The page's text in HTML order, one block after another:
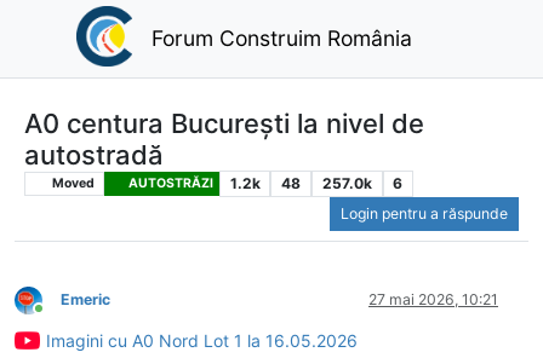
Forum Construim România
A0 centura București la nivel de
autostradă
Moved AUTOSTRĂZI 1.2k 48 257.0k
6
Login pentru a răspunde
Conectat
Emeric 27 mai 2026, 10:21
Imagini cu A0 Nord Lot 1 la 16.05.2026